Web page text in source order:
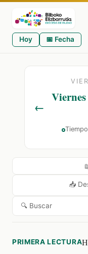
Hoy 📅 Fecha
←
📥
🔍 Buscar
PRIMERA LECTURA